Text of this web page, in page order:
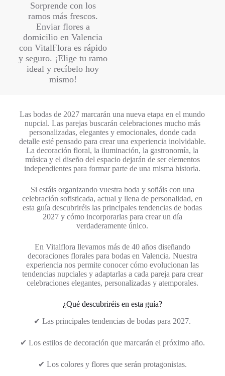
Sorprende con los
ramos más frescos.
Enviar flores a
domicilio en Valencia
con VitalFlora es rápido
y seguro. ¡Elige tu ramo
ideal y recíbelo hoy
mismo!
Las bodas de 2027 marcarán una nueva etapa en el mundo
nupcial. Las parejas buscarán celebraciones mucho más
personalizadas, elegantes y emocionales, donde cada
detalle esté pensado para crear una experiencia inolvidable.
La decoración floral, la iluminación, la gastronomía, la
música y el diseño del espacio dejarán de ser elementos
independientes para formar parte de una misma historia.
Si estáis organizando vuestra boda y soñáis con una
celebración sofisticada, actual y llena de personalidad, en
esta guía descubriréis las principales tendencias de bodas
2027 y cómo incorporarlas para crear un día
verdaderamente único.
En Vitalflora llevamos más de 40 años diseñando
decoraciones florales para bodas en Valencia. Nuestra
experiencia nos permite conocer cómo evolucionan las
tendencias nupciales y adaptarlas a cada pareja para crear
celebraciones elegantes, personalizadas y atemporales.
¿Qué descubriréis en esta guía?
✔ Las principales tendencias de bodas para 2027.
✔ Los estilos de decoración que marcarán el próximo año.
✔ Los colores y flores que serán protagonistas.